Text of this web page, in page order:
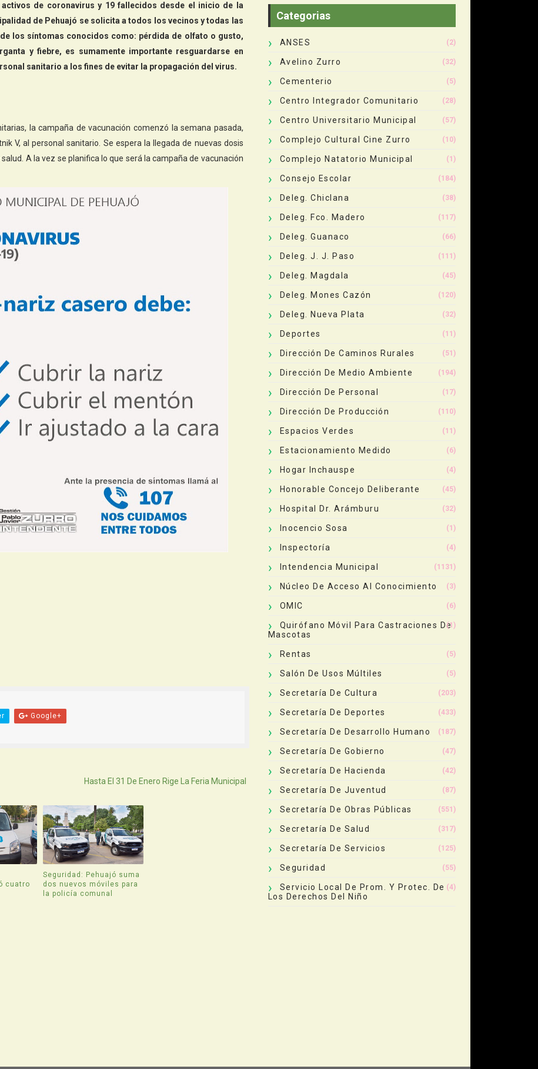
de coronavirus y 19 fallecidos desde el inicio de la
de Pehuajó se solicita a todos los vecinos y todas las
los síntomas conocidos como: pérdida de olfato o gusto,
y fiebre, es sumamente importante resguardarse en
sanitario a los fines de evitar la propagación del virus.
la campaña de vacunación comenzó la semana pasada,
V, al personal sanitario. Se espera la llegada de nuevas dosis
A la vez se planifica lo que será la campaña de vacunación
Google+
Hasta El 31 De Enero Rige La Feria Municipal
cuatro
Seguridad: Pehuajó suma
dos nuevos móviles para
la policía comunal
Categorias
ANSES (2)
Avelino Zurro (32)
Cementerio (5)
Centro Integrador Comunitario (28)
Centro Universitario Municipal (57)
Complejo Cultural Cine Zurro (10)
Complejo Natatorio Municipal (1)
Consejo Escolar (184)
Deleg. Chiclana (38)
Deleg. Fco. Madero (117)
Deleg. Guanaco (66)
Deleg. J. J. Paso (111)
Deleg. Magdala (45)
Deleg. Mones Cazón (120)
Deleg. Nueva Plata (32)
Deportes (11)
Dirección De Caminos Rurales (51)
Dirección De Medio Ambiente (194)
Dirección De Personal (17)
Dirección De Producción (110)
Espacios Verdes (11)
Estacionamiento Medido (6)
Hogar Inchauspe (4)
Honorable Concejo Deliberante (45)
Hospital Dr. Arámburu (32)
Inocencio Sosa (1)
Inspectoría (4)
Intendencia Municipal (1131)
Núcleo De Acceso Al Conocimiento (3)
OMIC (6)
Quirófano Móvil Para Castraciones De
Mascotas
(1)
Rentas (5)
Salón De Usos Múltiles (5)
Secretaría De Cultura (203)
Secretaría De Deportes (433)
Secretaría De Desarrollo Humano (187)
Secretaría De Gobierno (47)
Secretaría De Hacienda (42)
Secretaría De Juventud (87)
Secretaría De Obras Públicas (551)
Secretaría De Salud (317)
Secretaría De Servicios (125)
Seguridad (55)
Servicio Local De Prom. Y Protec. De
Los Derechos Del Niño
(4)